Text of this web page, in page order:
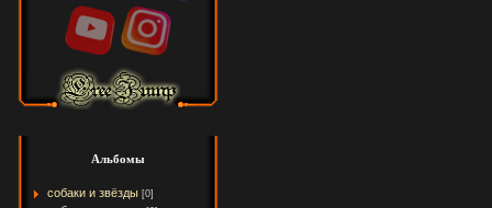
Альбомы
собаки и звёзды [0]